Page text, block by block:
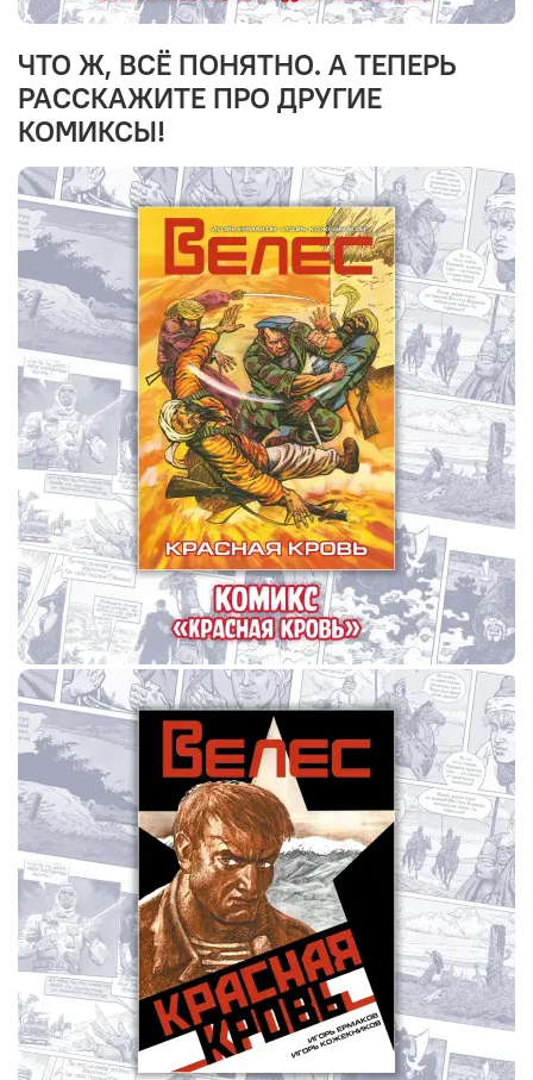
ЧТО Ж, ВСЁ ПОНЯТНО. А ТЕПЕРЬ
РАССКАЖИТЕ ПРО ДРУГИЕ
КОМИКСЫ!